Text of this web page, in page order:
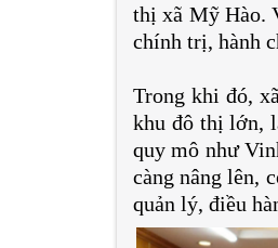
thị xã Mỹ Hào.
chính trị, hành
Trong khi đó,
khu đô thị lớn,
quy mô như
càng nâng lên,
quản lý, điều